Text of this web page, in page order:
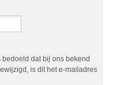
dat bij ons bekend
is dit het e-mailadres